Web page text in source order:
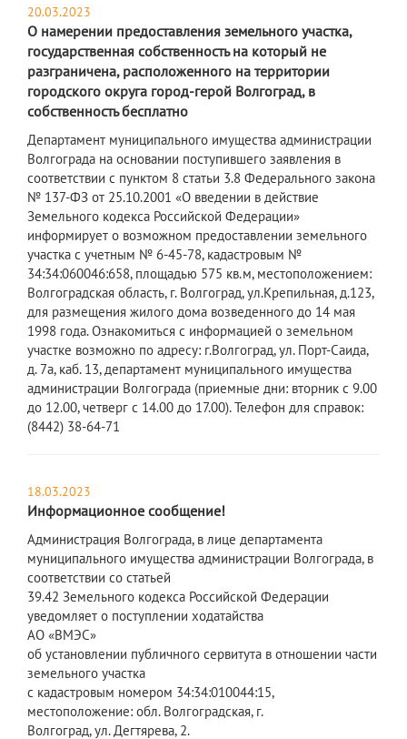
20.03.2023
О намерении предоставления земельного участка,
государственная собственность на который не
разграничена, расположенного на территории
городского округа город-герой Волгоград, в
собственность бесплатно
Департамент муниципального имущества администрации
Волгограда на основании поступившего заявления в
соответствии с пунктом 8 статьи 3.8 Федерального закона
№ 137-ФЗ от 25.10.2001 «О введении в действие
Земельного кодекса Российской Федерации»
информирует о возможном предоставлении земельного
участка с учетным № 6-45-78, кадастровым №
34:34:060046:658, площадью 575 кв.м, местоположением:
Волгоградская область, г. Волгоград, ул.Крепильная, д.123,
для размещения жилого дома возведенного до 14 мая
1998 года. Ознакомиться с информацией о земельном
участке возможно по адресу: г.Волгоград, ул. Порт-Саида,
д. 7а, каб. 13, департамент муниципального имущества
администрации Волгограда (приемные дни: вторник с 9.00
до 12.00, четверг с 14.00 до 17.00). Телефон для справок:
(8442) 38-64-71
18.03.2023
Информационное сообщение!
​Администрация Волгограда, в лице департамента
муниципального имущества администрации Волгограда, в
соответствии со статьей
39.42 Земельного кодекса Российской Федерации
уведомляет о поступлении ходатайства
АО «ВМЭС»
об установлении публичного сервитута в отношении части
земельного участка
с кадастровым номером 34:34:010044:15,
местоположение: обл. Волгоградская, г.
Волгоград, ул. Дегтярева, 2.